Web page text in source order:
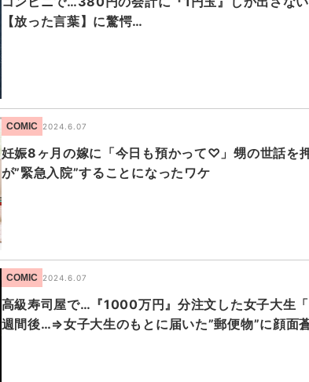
【放った言葉】に驚愕…
COMIC 2024.6.07
妊娠8ヶ月の嫁に「今日も預かって♡」甥の世話を
が”緊急入院”することになったワケ
COMIC 2024.6.07
高級寿司屋で…『1000万円』分注文した女子大生
週間後…⇒女子大生のもとに届いた”郵便物”に顔面